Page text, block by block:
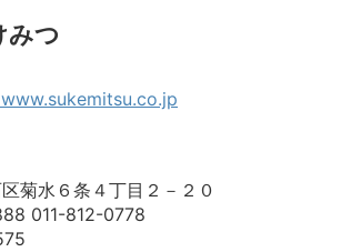
みつ
菊水６条４丁目２－２０
011-812-0778